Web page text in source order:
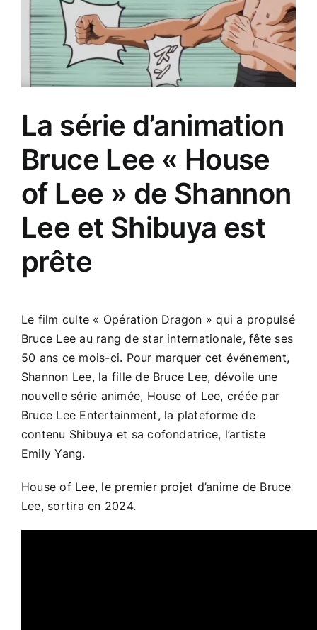
La série d’animation
Bruce Lee « House
of Lee » de Shannon
Lee et Shibuya est
prête
Le film culte « Opération Dragon » qui a propulsé
Bruce Lee au rang de star internationale, fête ses
50 ans ce mois-ci. Pour marquer cet événement,
Shannon Lee, la fille de Bruce Lee, dévoile une
nouvelle série animée, House of Lee, créée par
Bruce Lee Entertainment, la plateforme de
contenu Shibuya et sa cofondatrice, l’artiste
Emily Yang.
House of Lee, le premier projet d’anime de Bruce
Lee, sortira en 2024.